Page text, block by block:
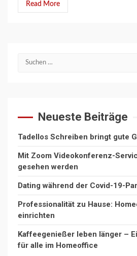
Read More
Suchen
Neueste Beiträge
Tadellos Schreiben bringt gute
Mit Zoom Videokonferenz-
gesehen werden
Dating während der Covid-19-
Professionalität zu Hause:
einrichten
Kaffeegenießer leben länger –
für alle im Homeoffice